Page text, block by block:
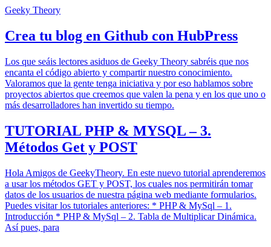
Geeky Theory
Crea tu blog en Github con HubPress
Los que seáis lectores asiduos de Geeky Theory sabréis que nos
encanta el código abierto y compartir nuestro conocimiento.
Valoramos que la gente tenga iniciativa y por eso hablamos sobre
proyectos abiertos que creemos que valen la pena y en los que uno o
más desarrolladores han invertido su tiempo.
TUTORIAL PHP & MYSQL – 3.
Métodos Get y POST
Hola Amigos de GeekyTheory. En este nuevo tutorial aprenderemos
a usar los métodos GET y POST, los cuales nos permitirán tomar
datos de los usuarios de nuestra página web mediante formularios.
Puedes visitar los tutoriales anteriores: * PHP & MySql – 1.
Introducción * PHP & MySql – 2. Tabla de Multiplicar Dinámica.
Así pues, para